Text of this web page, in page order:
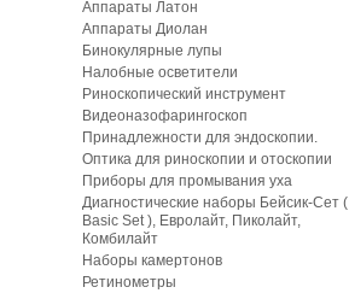
Аппараты Латон
Аппараты Диолан
Бинокулярные лупы
Налобные осветители
Риноскопический инструмент
Видеоназофарингоскоп
Принадлежности для эндоскопии.
Оптика для риноскопии и отоскопии
Приборы для промывания уха
Диагностические наборы Бейсик-Сет (
Basic Set ), Евролайт, Пиколайт,
Комбилайт
Наборы камертонов
Ретинометры